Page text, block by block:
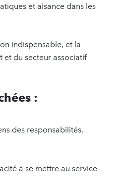
et aisance dans les
indispensable, et la
et du secteur associatif
:
des responsabilités,
à se mettre au service